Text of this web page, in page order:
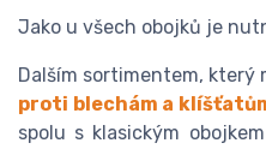
Jako u všech obojků je
Dalším sortimentem, který
proti blechám a
spolu s klasickým